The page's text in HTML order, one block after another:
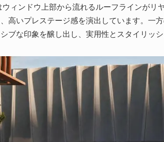
ィンドウ上部から流れるルーフラインがリ
高いプレステージ感を演出しています。一
ブな印象を醸し出し、実用性とスタイリッ